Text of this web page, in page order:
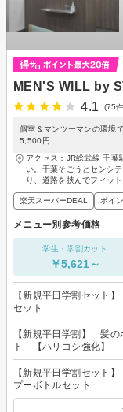
MEN'S WILL by
4.1
(75
個室＆マンツーマンの環境
5,500円
アクセス：JR総武線 千葉
い。千葉そごうとセンシ
り、道路を挟んでフィッ
楽天スーパーDEAL ポイ
メニュー別参考価格
学生・学割カット
￥5,621～
【新規平日学割セット
セット
【新規平日学割】 髪の
ト 【ハリコシ強化】
【新規平日学割セット
プーボトルセット